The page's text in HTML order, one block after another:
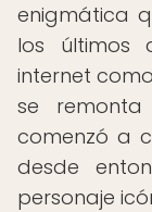
enigmática
los últimos
internet
se
comenzó a
desde
personaje